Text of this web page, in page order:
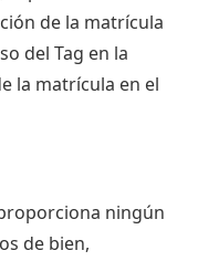
de la matrícula
del Tag en la
la matrícula en el
ningún
de bien,